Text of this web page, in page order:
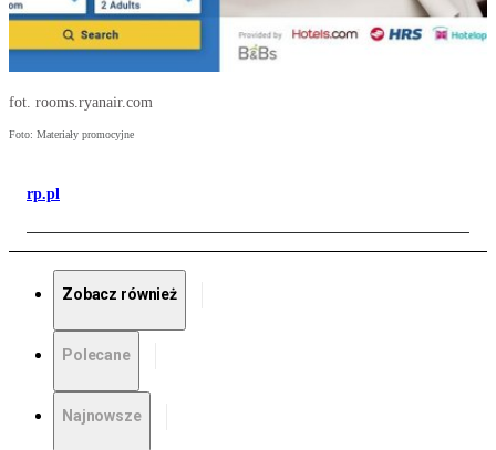
fot. rooms.ryanair.com
Foto: Materiały promocyjne
rp.pl
Zobacz również
Polecane
Najnowsze